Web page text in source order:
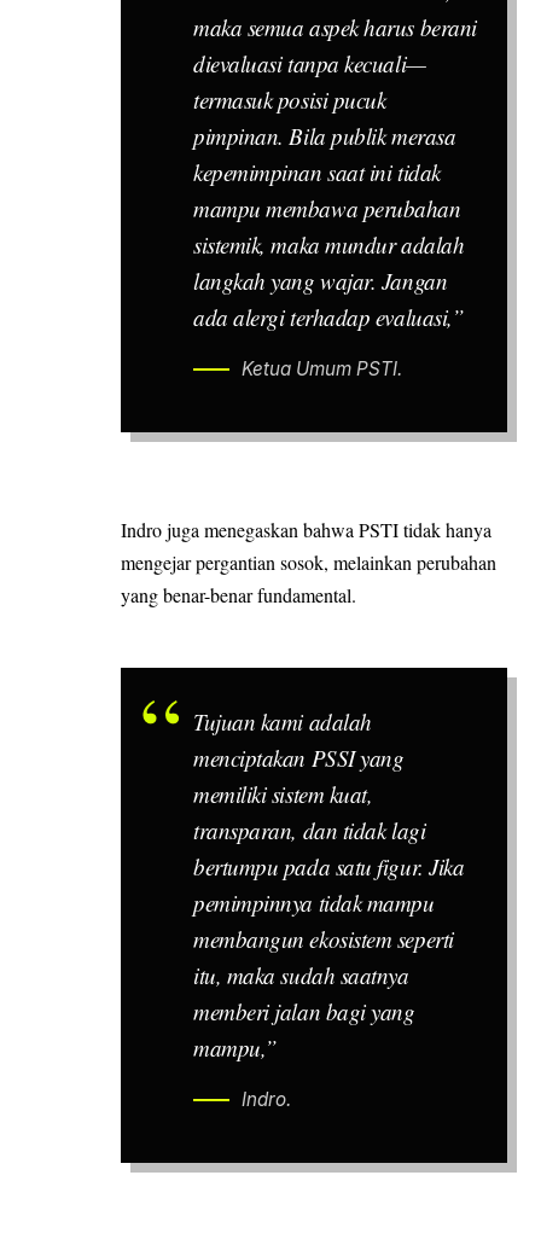
maka semua aspek harus berani
dievaluasi tanpa kecuali—
termasuk posisi pucuk
pimpinan. Bila publik merasa
kepemimpinan saat ini tidak
mampu membawa perubahan
sistemik, maka mundur adalah
langkah yang wajar. Jangan
ada alergi terhadap evaluasi,”
Ketua Umum PSTI.
Indro juga menegaskan bahwa PSTI tidak hanya
mengejar pergantian sosok, melainkan perubahan
yang benar-benar fundamental.
Tujuan kami adalah
menciptakan PSSI yang
memiliki sistem kuat,
transparan, dan tidak lagi
bertumpu pada satu figur. Jika
pemimpinnya tidak mampu
membangun ekosistem seperti
itu, maka sudah saatnya
memberi jalan bagi yang
mampu,”
Indro.